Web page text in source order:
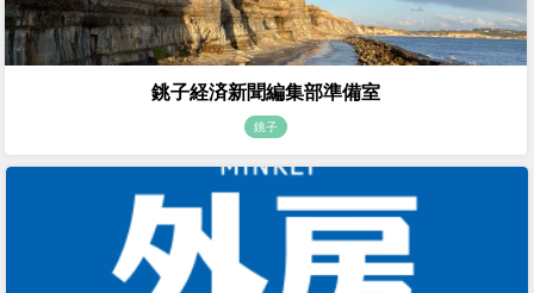
銚子経済新聞編集部準備室
銚子